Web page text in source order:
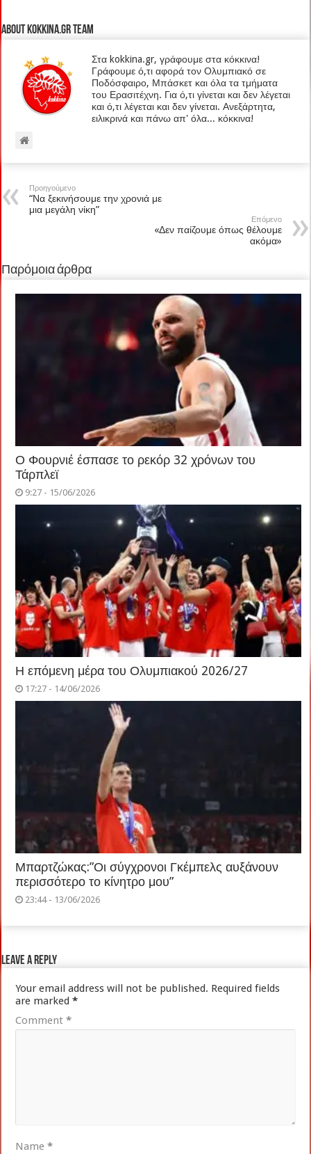
About kokkina.gr TEAM
Στα kokkina.gr, γράφουμε στα κόκκινα!
Γράφουμε ό,τι αφορά τον Ολυμπιακό σε
Ποδόσφαιρο, Μπάσκετ και όλα τα τμήματα
του Ερασιτέχνη. Για ό,τι γίνεται και δεν λέγεται
και ό,τι λέγεται και δεν γίνεται. Ανεξάρτητα,
ειλικρινά και πάνω απ' όλα... κόκκινα!
Προηγούμενο
“Να ξεκινήσουμε την χρονιά με
μια μεγάλη νίκη”
Επόμενο
«Δεν παίζουμε όπως θέλουμε
ακόμα»
Παρόμοια άρθρα
Ο Φουρνιέ έσπασε το ρεκόρ 32 χρόνων του
Τάρπλεϊ
9:27 - 15/06/2026
Η επόμενη μέρα του Ολυμπιακού 2026/27
17:27 - 14/06/2026
Μπαρτζώκας:”Οι σύγχρονοι Γκέμπελς αυξάνουν
περισσότερο το κίνητρο μου”
23:44 - 13/06/2026
Leave a Reply
Your email address will not be published. Required fields
are marked*
Comment*
Name*